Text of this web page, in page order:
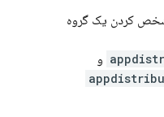
کردن یک گروه
و